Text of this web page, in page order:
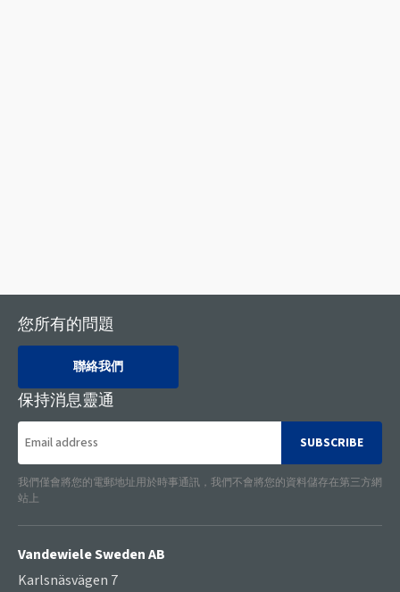
您所有的問題
聯絡我們
保持消息靈通
SUBSCRIBE
我們僅會將您的電郵地址用於時事通訊，我們不會將您的資料儲存在第三方網
站上
Vandewiele Sweden AB
Karlsnäsvägen 7